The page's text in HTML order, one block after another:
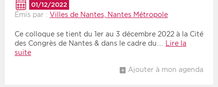
01/12/2022
Émis par : Villes de Nantes, Nantes Métropole
Ce colloque se tient du 1er au 3 décembre 2022 à la Cité
des Congrès de Nantes & dans le cadre du…
Lire la
suite
Ajouter à mon agenda